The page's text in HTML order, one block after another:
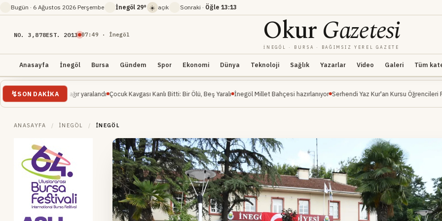
Bugün · 6 Ağustos 2026 Perşembe İnegöl 29° ☀️ açık Sonraki · Öğle 13:13
NO. 3,878EST. 2013 07:49 · İnegöl OkurGazetesi
İNEGÖL · BURSA · BAĞIMSIZ YEREL GAZETE
Anasayfa İnegöl Bursa Gündem Spor Ekonomi Dünya Teknoloji Sağlık Yazarlar Video Galeri Tüm
SON DAKIKA
ağır yaralandı Çocuk Kavgası Kanlı Bitti: Bir Ölü, Beş Yaralı İnegöl Millet Bahçesi hazırlanıyor Serhendi Yaz Kur'an Kursu Öğrencileri Piknikte
ANASAYFA / İNEGÖL / İNEGÖL